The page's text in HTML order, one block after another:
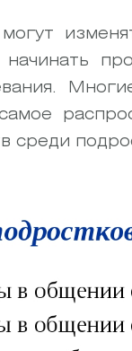
начинать
среди